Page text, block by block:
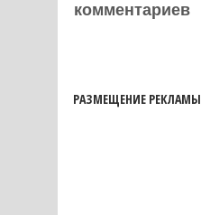
комментариев
РАЗМЕЩЕНИЕ РЕКЛАМЫ